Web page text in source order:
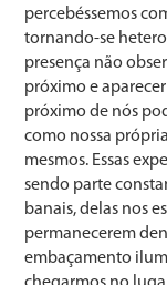
percebéssemos
tornando-se
presença não
próximo e
próximo de nós
como nossa
mesmos. Essas
sendo parte
banais, delas nos
permanecerem
embaçamento